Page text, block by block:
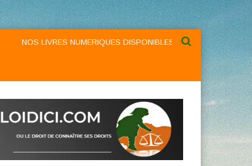
NOS LIVRES NUMERIQUES DISPONIBLES AU NIVEAU DU MENU